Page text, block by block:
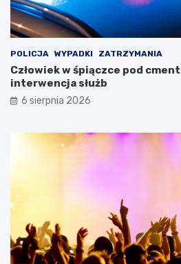
POLICJA WYPADKI ZATRZYMANIA
Człowiek w śpiączce pod
interwencja służb
6 sierpnia 2026